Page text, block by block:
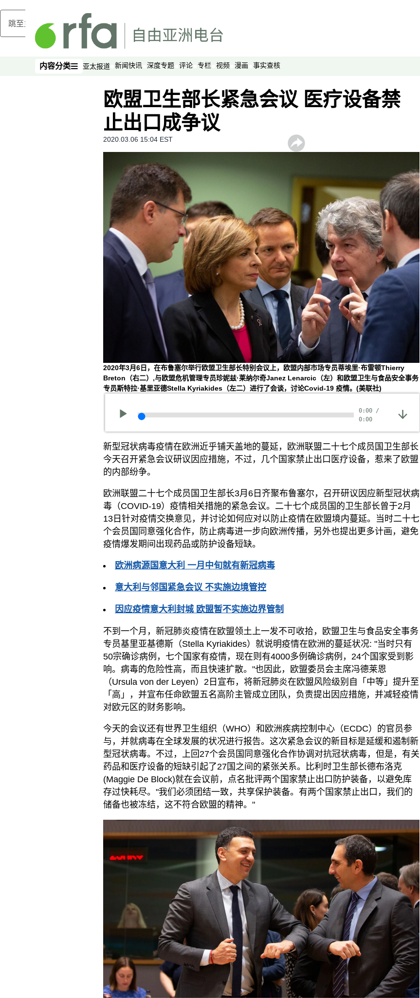
跳至主内容
内容分类
内容分类 亚太报道 新闻快讯 深度专题 评论 专栏 视频 漫画 事实查核
兵家常事
欧盟卫生部长紧急会议 医疗设备禁
止出口成争议
2020.03.06 15:04 EST
2020年3月6日，在布鲁塞尔举行欧盟卫生部长特别会议上，欧盟内部市场专员蒂埃里·布雷顿Thierry
Breton（右二）,与欧盟危机管理专员珍妮兹·莱纳尔奇Janez Lenarcic（左）和欧盟卫生与食品安全事务
专员斯特拉·基里亚德Stella Kyriakides（左二）进行了会谈，讨论Covid-19 疫情。(美联社)
0:00 /
0:00
新型冠状病毒疫情在欧洲近乎铺天盖地的蔓延，欧洲联盟二十七个成员国卫生部长
今天召开紧急会议研议因应措施，不过，几个国家禁止出口医疗设备，惹来了欧盟
的内部纷争。
欧洲联盟二十七个成员国卫生部长3月6日齐聚布鲁塞尔，召开研议因应新型冠状病
毒（COVID-19）疫情相关措施的紧急会议。二十七个成员国的卫生部长曾于2月
13日针对疫情交换意见，并讨论如何应对以防止疫情在欧盟境内蔓延。当时二十七
个会员国同意强化合作，防止病毒进一步向欧洲传播，另外也提出更多计画，避免
疫情爆发期间出现药品或防护设备短缺。
欧洲病源国意大利 一月中旬就有新冠病毒
意大利与邻国紧急会议 不实施边境管控
因应疫情意大利封城 欧盟暂不实施边界管制
不到一个月，新冠肺炎疫情在欧盟领土上一发不可收拾，欧盟卫生与食品安全事务
专员基里亚基德斯（Stella Kyriakides）就说明疫情在欧洲的蔓延状况: "当时只有
50宗确诊病例，七个国家有疫情，现在则有4000多例确诊病例，24个国家受到影
响。病毒的危险性高，而且快速扩散。"也因此，欧盟委员会主席冯德莱恩
（Ursula von der Leyen）2日宣布，将新冠肺炎在欧盟风险级别自「中等」提升至
「高」，并宣布任命欧盟五名高阶主管成立团队，负责提出因应措施，并减轻疫情
对欧元区的财务影响。
今天的会议还有世界卫生组织（WHO）和欧洲疾病控制中心（ECDC）的官员参
与，并就病毒在全球发展的状况进行报告。这次紧急会议的新目标是延缓和遏制新
型冠状病毒。不过，上回27个会员国同意强化合作协调对抗冠状病毒，但是，有关
药品和医疗设备的短缺引起了27国之间的紧张关系。比利时卫生部长德布洛克
(Maggie De Block)就在会议前，点名批评两个国家禁止出口防护装备，以避免库
存过快耗尽。"我们必须团结一致，共享保护装备。有两个国家禁止出口，我们的
储备也被冻结，这不符合欧盟的精神。"